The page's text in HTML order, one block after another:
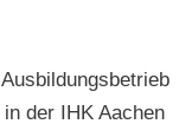
Ausbildungsbetrieb
in der IHK Aachen